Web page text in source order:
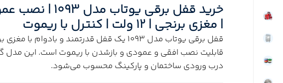
خرید قفل برقی
| مغزی برنجی | ۱۲ ولت | کنترل با ریموت
قفل برقی یوتاب مدل 1093 یک قفل قدرتمند و بادوام
قابلیت نصب افقی و عمودی و بازشدن با ریموت است. این مدل
درب ورودی ساختمان و پارکینگ محسوب می‌شود.